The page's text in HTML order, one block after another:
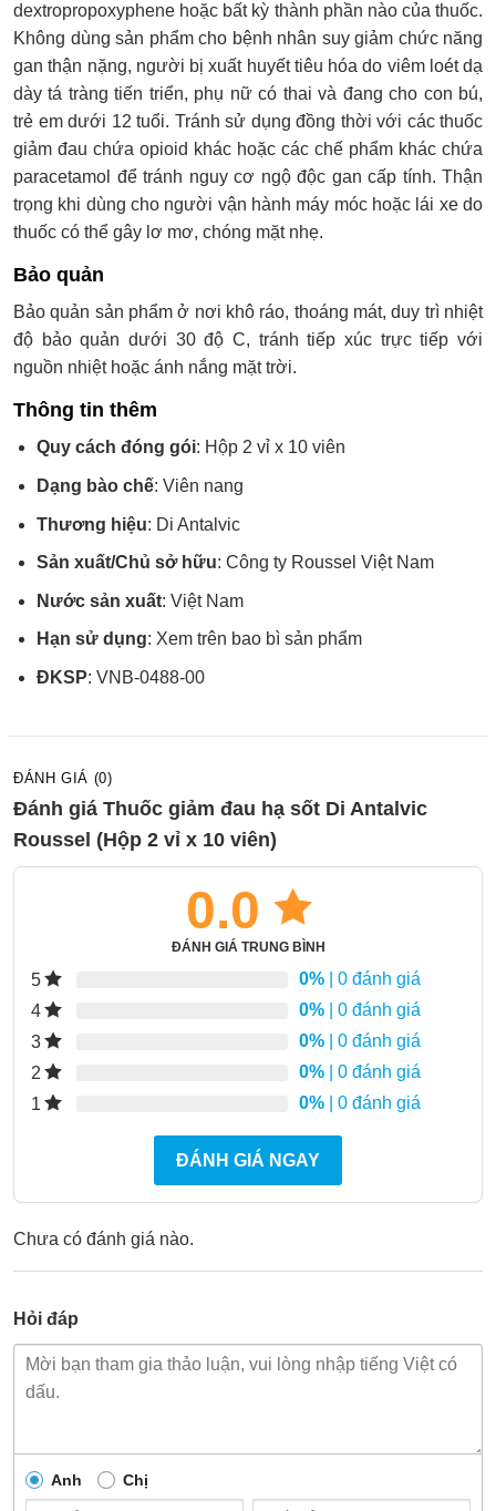
dextropropoxyphene hoặc bất kỳ thành phần nào của thuốc.
Không dùng sản phẩm cho bệnh nhân suy giảm chức năng
gan thận nặng, người bị xuất huyết tiêu hóa do viêm loét dạ
dày tá tràng tiến triển, phụ nữ có thai và đang cho con bú,
trẻ em dưới 12 tuổi. Tránh sử dụng đồng thời với các thuốc
giảm đau chứa opioid khác hoặc các chế phẩm khác chứa
paracetamol để tránh nguy cơ ngộ độc gan cấp tính. Thận
trọng khi dùng cho người vận hành máy móc hoặc lái xe do
thuốc có thể gây lơ mơ, chóng mặt nhẹ.
Bảo quản
Bảo quản sản phẩm ở nơi khô ráo, thoáng mát, duy trì nhiệt
độ bảo quản dưới 30 độ C, tránh tiếp xúc trực tiếp với
nguồn nhiệt hoặc ánh nắng mặt trời.
Thông tin thêm
Quy cách đóng gói: Hộp 2 vỉ x 10 viên
Dạng bào chế: Viên nang
Thương hiệu: Di Antalvic
Sản xuất/Chủ sở hữu: Công ty Roussel Việt Nam
Nước sản xuất: Việt Nam
Hạn sử dụng: Xem trên bao bì sản phẩm
ĐKSP: VNB-0488-00
ĐÁNH GIÁ (0)
Đánh giá Thuốc giảm đau hạ sốt Di Antalvic
Roussel (Hộp 2 vỉ x 10 viên)
0.0
ĐÁNH GIÁ TRUNG BÌNH
5 0% | 0 đánh giá
4
0% | 0 đánh giá
3
0% | 0 đánh giá
2
0% | 0 đánh giá
1
0% | 0 đánh giá
ĐÁNH GIÁ NGAY
Chưa có đánh giá nào.
Hỏi đáp
Anh Chị